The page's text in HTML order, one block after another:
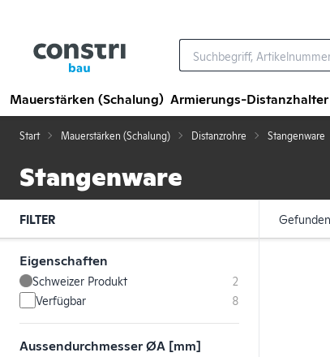
Mauerstärken (Schalung) Armierungs-
Start Mauerstärken (Schalung) Distanzrohre Stangenware
Stangenware
FILTER
Eigenschaften
Schweizer Produkt
2
Verfügbar
8
Aussendurchmesser ØA [mm]